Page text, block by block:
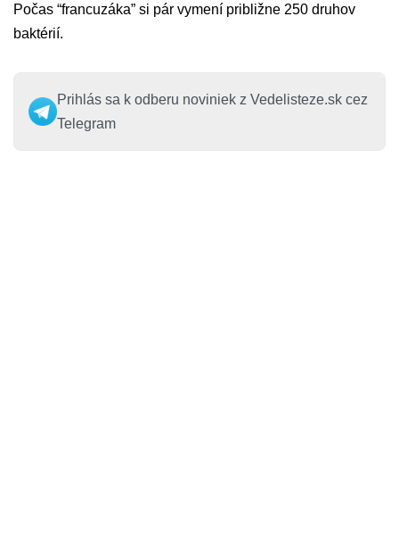
Počas “francuzáka” si pár vymení približne 250 druhov
baktérií.
Prihlás sa k odberu noviniek z Vedelisteze.sk cez
Telegram